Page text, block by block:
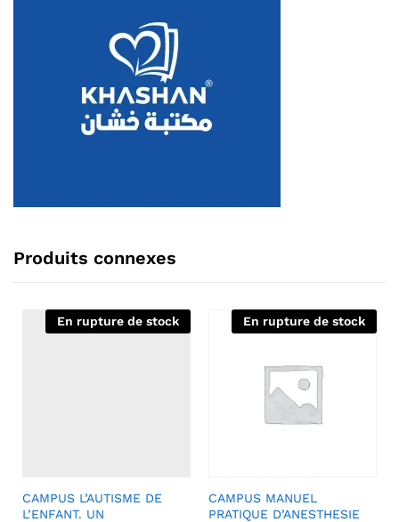
Produits connexes
En rupture de stock
CAMPUS L’AUTISME DE
L’ENFANT. UN
En rupture de stock
CAMPUS MANUEL
PRATIQUE D’ANESTHESIE